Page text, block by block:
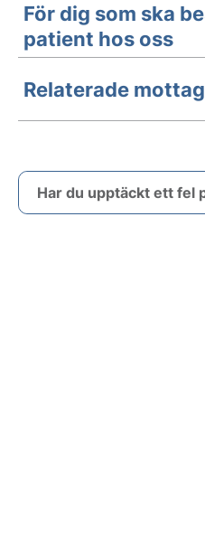
För dig som ska
patient hos oss
Relaterade
Har du upptäckt ett fel